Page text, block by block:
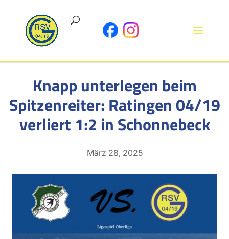
Knapp unterlegen beim
Spitzenreiter: Ratingen 04/19
verliert 1:2 in Schonnebeck
März 28, 2025